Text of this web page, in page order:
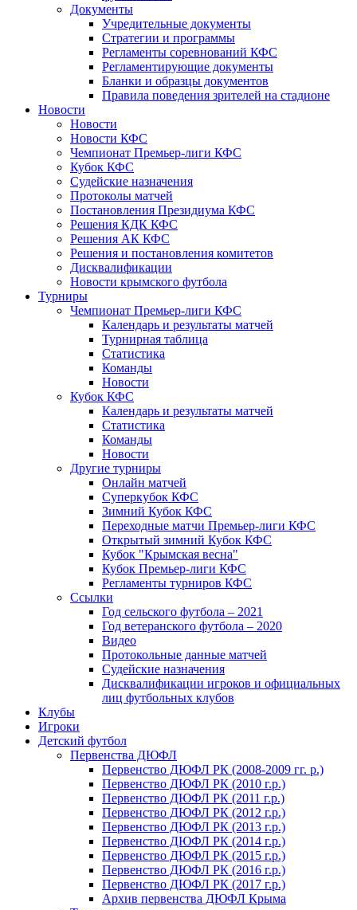
Документы
Учредительные документы
Стратегии и программы
Регламенты соревнований КФС
Регламентирующие документы
Бланки и образцы документов
Правила поведения зрителей на стадионе
Новости
Новости
Новости КФС
Чемпионат Премьер-лиги КФС
Кубок КФС
Судейские назначения
Протоколы матчей
Постановления Президиума КФС
Решения КДК КФС
Решения АК КФС
Решения и постановления комитетов
Дисквалификации
Новости крымского футбола
Турниры
Чемпионат Премьер-лиги КФС
Календарь и результаты матчей
Турнирная таблица
Статистика
Команды
Новости
Кубок КФС
Календарь и результаты матчей
Статистика
Команды
Новости
Другие турниры
Онлайн матчей
Суперкубок КФС
Зимний Кубок КФС
Переходные матчи Премьер-лиги КФС
Открытый зимний Кубок КФС
Кубок "Крымская весна"
Кубок Премьер-лиги КФС
Регламенты турниров КФС
Ссылки
Год сельского футбола – 2021
Год ветеранского футбола – 2020
Видео
Протокольные данные матчей
Судейские назначения
Дисквалификации игроков и официальных
лиц футбольных клубов
Клубы
Игроки
Детский футбол
Первенства ДЮФЛ
Первенство ДЮФЛ РК (2008-2009 гг. р.)
Первенство ДЮФЛ РК (2010 г.р.)
Первенство ДЮФЛ РК (2011 г.р.)
Первенство ДЮФЛ РК (2012 г.р.)
Первенство ДЮФЛ РК (2013 г.р.)
Первенство ДЮФЛ РК (2014 г.р.)
Первенство ДЮФЛ РК (2015 г.р.)
Первенство ДЮФЛ РК (2016 г.р.)
Первенство ДЮФЛ РК (2017 г.р.)
Архив первенства ДЮФЛ Крыма